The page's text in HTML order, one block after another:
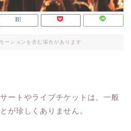
ーションを含む場合があります
ートやライブチケットは、一般
が珍しくありません。